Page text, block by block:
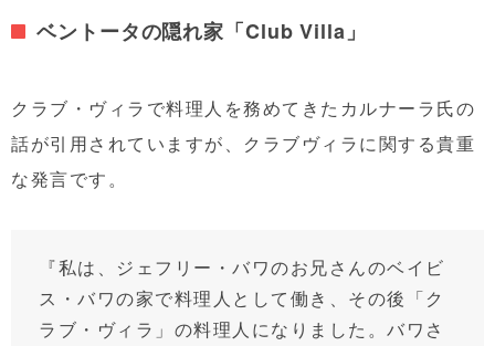
ベントータの隠れ家「Club Villa」
クラブ・ヴィラで料理人を務めてきたカルナーラ氏の
話が引用されていますが、クラブヴィラに関する貴重
な発言です。
『私は、ジェフリー・バワのお兄さんのベイビ
ス・バワの家で料理人として働き、その後「ク
ラブ・ヴィラ」の料理人になりました。バワさ